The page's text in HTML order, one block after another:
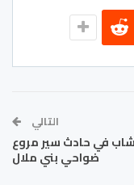
التالي
في حادث سير مروع
ضواحي بني ملال